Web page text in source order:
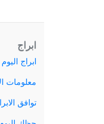
ابراج
ابراج اليوم
معلومات
توافق